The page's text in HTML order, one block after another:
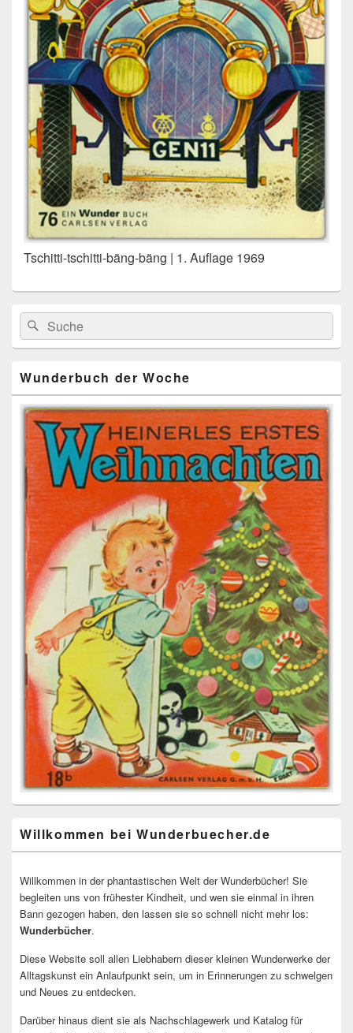
Tschitti-tschitti-bäng-bäng | 1. Auflage 1969
Primärer
Seitenleisten
Widget-
Bereich
Search
for:
Suche
Wunderbuch der Woche
Willkommen bei Wunderbuecher.de
Willkommen in der phantastischen Welt der Wunderbücher! Sie
begleiten uns von frühester Kindheit, und wen sie einmal in ihren
Bann gezogen haben, den lassen sie so schnell nicht mehr los:
Wunderbücher.
Diese Website soll allen Liebhabern dieser kleinen Wunderwerke der
Alltagskunst ein Anlaufpunkt sein, um in Erinnerungen zu schwelgen
und Neues zu entdecken.
Darüber hinaus dient sie als Nachschlagewerk und Katalog für